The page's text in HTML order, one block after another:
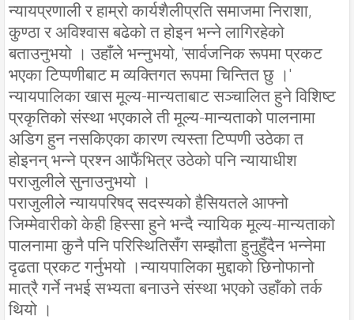
न्यायप्रणाली र हाम्रो कार्यशैलीप्रति समाजमा निराशा,
कुण्ठा र अविश्वास बढेको त होइन भन्ने लागिरहेको
बताउनुभयो । उहाँले भन्नुभयो, 'सार्वजनिक रूपमा प्रकट
भएका टिप्पणीबाट म व्यक्तिगत रूपमा चिन्तित छु ।'
न्यायपालिका खास मूल्य-मान्यताबाट सञ्चालित हुने विशिष्ट
प्रकृतिको संस्था भएकाले ती मूल्य-मान्यताको पालनामा
अडिग हुन नसकिएका कारण त्यस्ता टिप्पणी उठेका त
होइनन् भन्ने प्रश्न आफैंभित्र उठेको पनि न्यायाधीश
पराजुलीले सुनाउनुभयो ।
पराजुलीले न्यायपरिषद् सदस्यको हैसियतले आफ्नो
जिम्मेवारीको केही हिस्सा हुने भन्दै न्यायिक मूल्य-मान्यताको
पालनामा कुनै पनि परिस्थितिसँग सम्झौता हुनुहुँदैन भन्नेमा
दृढता प्रकट गर्नुभयो ।न्यायपालिका मुद्दाको छिनोफानो
मात्रै गर्ने नभई सभ्यता बनाउने संस्था भएको उहाँको तर्क
थियो ।